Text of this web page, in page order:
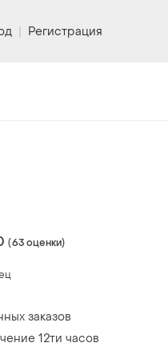
| Регистрация
(63 оценки)
заказов
12ти часов